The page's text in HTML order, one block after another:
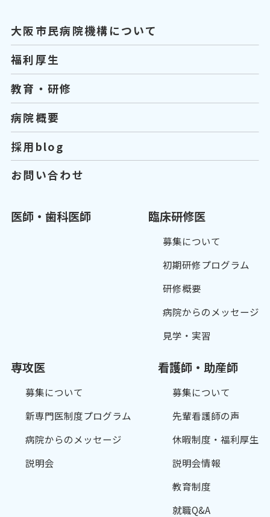
大阪市民病院機構について
福利厚生
教育・研修
病院概要
採用blog
お問い合わせ
医師・歯科医師 臨床研修医
募集について
初期研修プログラム
研修概要
病院からのメッセージ
見学・実習
専攻医
募集について
新専門医制度プログラム
病院からのメッセージ
説明会
看護師・助産師
募集について
先輩看護師の声
休暇制度・福利厚生
説明会情報
教育制度
就職Q&A